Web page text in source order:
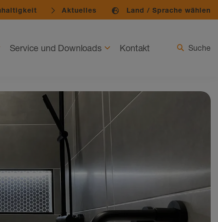
Aktuelles Land / Sprache wählen
Service und Downloads Kontakt Suche